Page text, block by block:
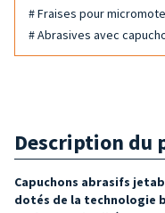
# Fraises pour
# Abrasives avec
Description du
Capuchons abrasifs
dotés de la technologie